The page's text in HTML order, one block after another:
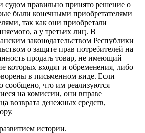
правильно принято решение о
были конечными приобретателями
так как они приобретали
а у третьих лиц. В
законодательством Республики
о защите прав потребителей на
продать товар, не имеющий
которых входят и обременения, либо
в письменном виде. Если
сообщено, что им реализуются
на комиссии, они вправе
возврата денежных средств,
истории.